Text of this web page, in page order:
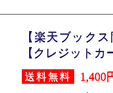
【楽天ブック
【クレジットカ
送料無料 1,400